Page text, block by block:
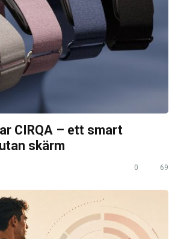
CIRQA – ett smart
skärm
0 69